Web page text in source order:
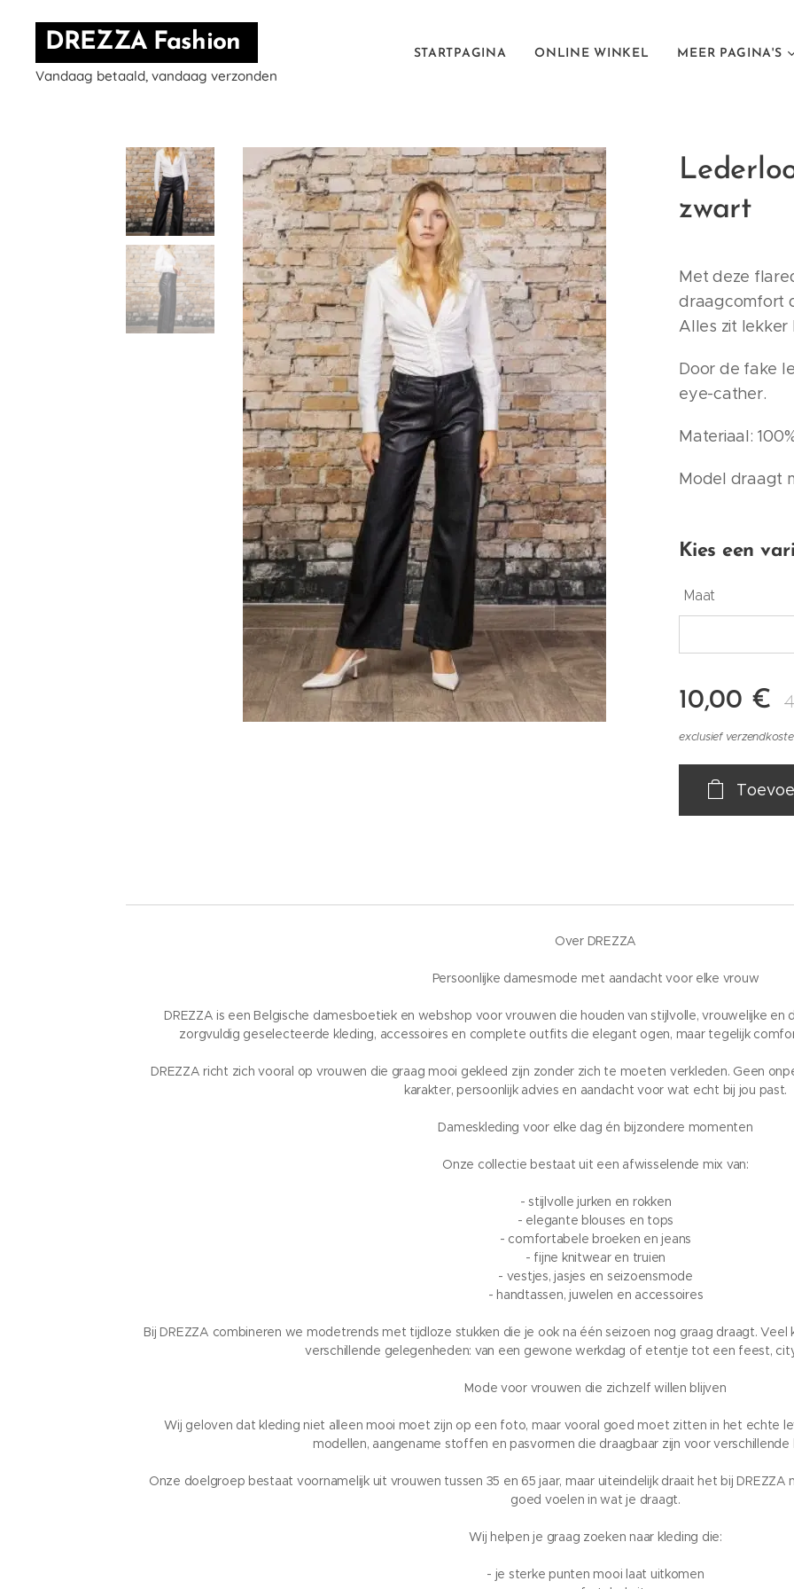
DREZZA Fashion
Vandaag betaald, vandaag verzonden
STARTPAGINA ONLINE WINKEL MEER PAGINA'S
zwart
Met deze
draagcomfort
Alles zit lekker
Door de fake
eye-cather.
Materiaal:
Model draagt
Kies een
Maat
10,00 €
exclusief
Over DREZZA
Persoonlijke damesmode met aandacht voor elke vrouw
DREZZA is een Belgische damesboetiek en webshop voor vrouwen die houden van stijlvolle, vrouwelijke
zorgvuldig geselecteerde kleding, accessoires en complete outfits die elegant ogen, maar tegelijk
DREZZA richt zich vooral op vrouwen die graag mooi gekleed zijn zonder zich te moeten verkleden. Geen
karakter, persoonlijk advies en aandacht voor wat echt bij jou past.
Dameskleding voor elke dag én bijzondere momenten
Onze collectie bestaat uit een afwisselende mix van:
- stijlvolle jurken en rokken
- elegante blouses en tops
- comfortabele broeken en jeans
- fijne knitwear en truien
- vestjes, jasjes en seizoensmode
- handtassen, juwelen en accessoires
Bij DREZZA combineren we modetrends met tijdloze stukken die je ook na één seizoen nog graag draagt.
verschillende gelegenheden: van een gewone werkdag of etentje tot een feest,
Mode voor vrouwen die zichzelf willen blijven
Wij geloven dat kleding niet alleen mooi moet zijn op een foto, maar vooral goed moet zitten in het echte
modellen, aangename stoffen en pasvormen die draagbaar zijn voor verschillende
Onze doelgroep bestaat voornamelijk uit vrouwen tussen 35 en 65 jaar, maar uiteindelijk draait het bij
goed voelen in wat je draagt.
Wij helpen je graag zoeken naar kleding die:
- je sterke punten mooi laat uitkomen